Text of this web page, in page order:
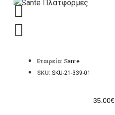
Εταιρεία: Sante
SKU: SKU-21-339-01
35.00€